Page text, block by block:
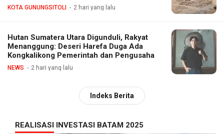
KOTA GUNUNGSITOLI 2 hari yang lalu
Hutan Sumatera Utara Digunduli, Rakyat
Menanggung: Deseri Harefa Duga Ada
Kongkalikong Pemerintah dan Pengusaha
NEWS 2 hari yang lalu
Indeks Berita
REALISASI INVESTASI BATAM 2025